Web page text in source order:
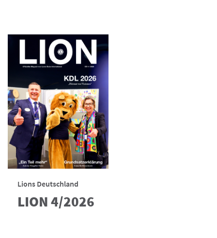
Lions Deutschland
LION 4/2026